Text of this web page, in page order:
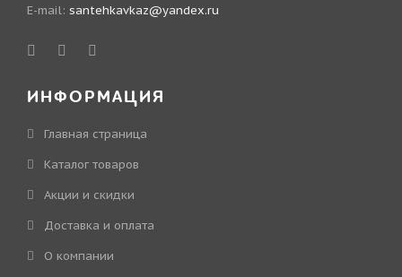
E-mail: santehkavkaz@yandex.ru
ИНФОРМАЦИЯ
Главная страница
Каталог товаров
Акции и скидки
Доставка и оплата
О компании